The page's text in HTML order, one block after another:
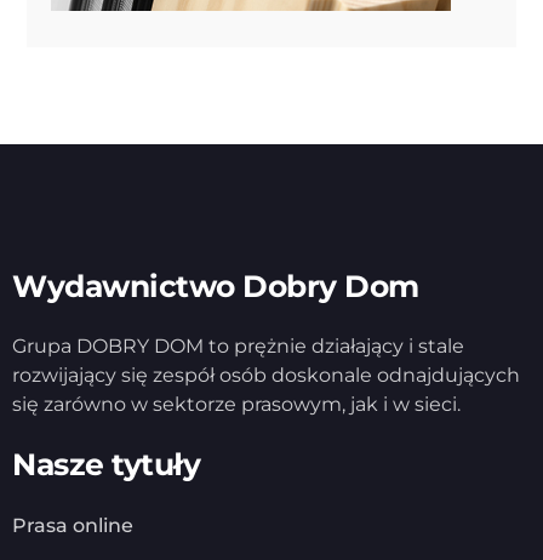
Wydawnictwo Dobry Dom
Grupa DOBRY DOM to prężnie działający i stale
rozwijający się zespół osób doskonale odnajdujących
się zarówno w sektorze prasowym, jak i w sieci.
Nasze tytuły
Prasa online